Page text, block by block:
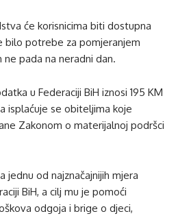
će korisnicima biti dostupna
bilo potrebe za pomjeranjem
pada na neradni dan.
u Federaciji BiH iznosi 195 KM
isplaćuje se obiteljima koje
Zakonom o materijalnoj podršci
jednu od najznačajnijih mjera
BiH, a cilj mu je pomoći
odgoja i brige o djeci,